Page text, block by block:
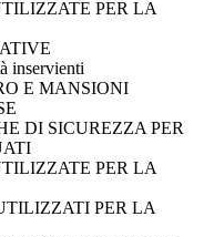
PER LA
inservienti
E MANSIONI
DI SICUREZZA PER
PER LA
PER LA